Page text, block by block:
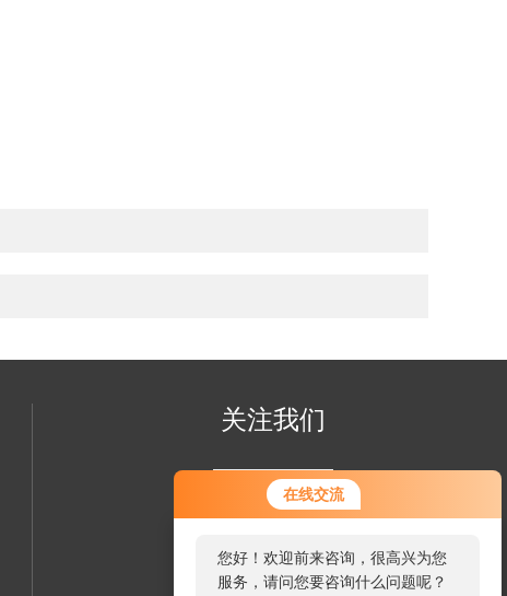
在线交流
您好！欢迎前来咨询，很高兴为您
服务，请问您要咨询什么问题呢？
关注我们